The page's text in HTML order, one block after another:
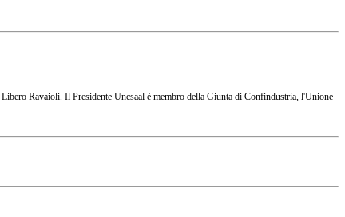
Ravaioli. Il Presidente Uncsaal è membro della Giunta di Confindustria, l'Unione